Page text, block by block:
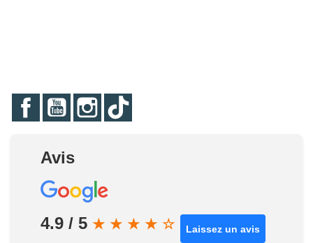
FacebookYouTubeInstagram
Avis
4.9 / 5 ★ ★ ★ ★ ☆ Laissez un avis